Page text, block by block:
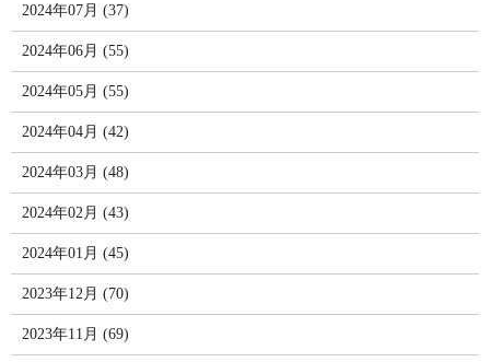
2024年07月 (37)
2024年06月 (55)
2024年05月 (55)
2024年04月 (42)
2024年03月 (48)
2024年02月 (43)
2024年01月 (45)
2023年12月 (70)
2023年11月 (69)